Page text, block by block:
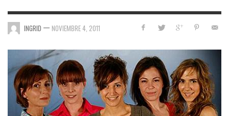
INGRID — NOVIEMBRE 4, 2011